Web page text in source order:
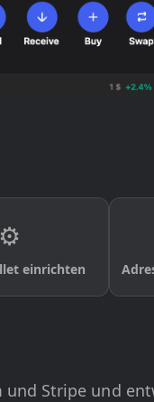
⚙️
einrichten
und Stripe und